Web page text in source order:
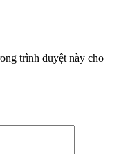
trình duyệt này cho